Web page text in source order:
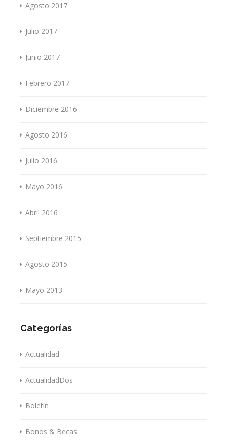
Agosto 2017
Julio 2017
Junio 2017
Febrero 2017
Diciembre 2016
Agosto 2016
Julio 2016
Mayo 2016
Abril 2016
Septiembre 2015
Agosto 2015
Mayo 2013
Categorías
Actualidad
ActualidadDos
Boletín
Bonos & Becas